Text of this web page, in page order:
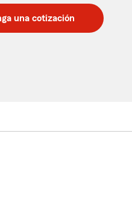
una cotización